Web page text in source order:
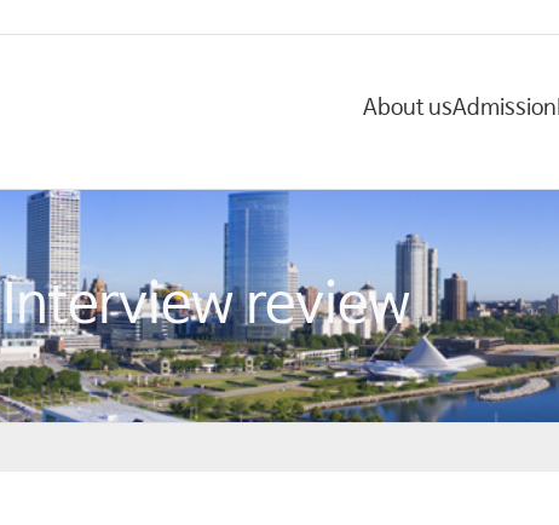
About usAdmission
Interview review